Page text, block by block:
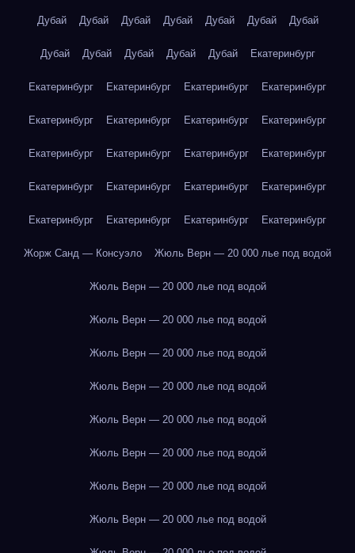
Дубай Дубай Дубай Дубай Дубай Дубай Дубай
Дубай Дубай Дубай Дубай Дубай Екатеринбург
Екатеринбург Екатеринбург Екатеринбург Екатеринбург
Екатеринбург Екатеринбург Екатеринбург Екатеринбург
Екатеринбург Екатеринбург Екатеринбург Екатеринбург
Екатеринбург Екатеринбург Екатеринбург Екатеринбург
Екатеринбург Екатеринбург Екатеринбург Екатеринбург
Жорж Санд — Консуэло Жюль Верн — 20 000 лье под водой
Жюль Верн — 20 000 лье под водой
Жюль Верн — 20 000 лье под водой
Жюль Верн — 20 000 лье под водой
Жюль Верн — 20 000 лье под водой
Жюль Верн — 20 000 лье под водой
Жюль Верн — 20 000 лье под водой
Жюль Верн — 20 000 лье под водой
Жюль Верн — 20 000 лье под водой